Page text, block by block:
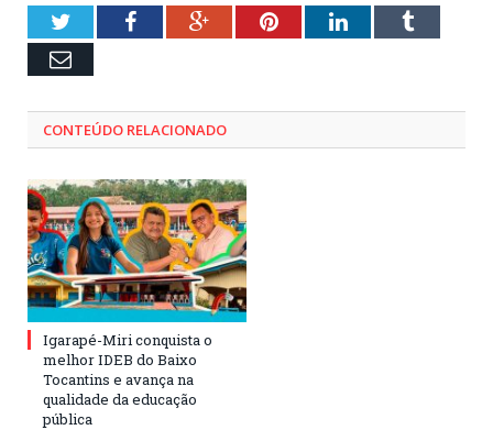
TwitterFacebookGoogle+PinterestLinkedInTumblr
Email
CONTEÚDO RELACIONADO
Igarapé-Miri conquista o
melhor IDEB do Baixo
Tocantins e avança na
qualidade da educação
pública